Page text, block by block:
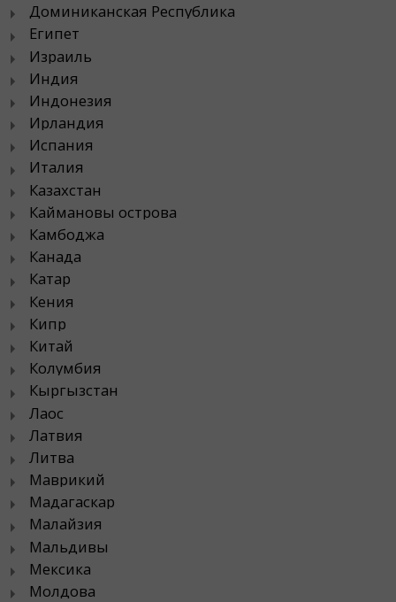
Доминиканская Республика
Египет
Израиль
Индия
Индонезия
Ирландия
Испания
Италия
Казахстан
Каймановы острова
Камбоджа
Канада
Катар
Кения
Кипр
Китай
Колумбия
Кыргызстан
Лаос
Латвия
Литва
Маврикий
Мадагаскар
Малайзия
Мальдивы
Мексика
Молдова